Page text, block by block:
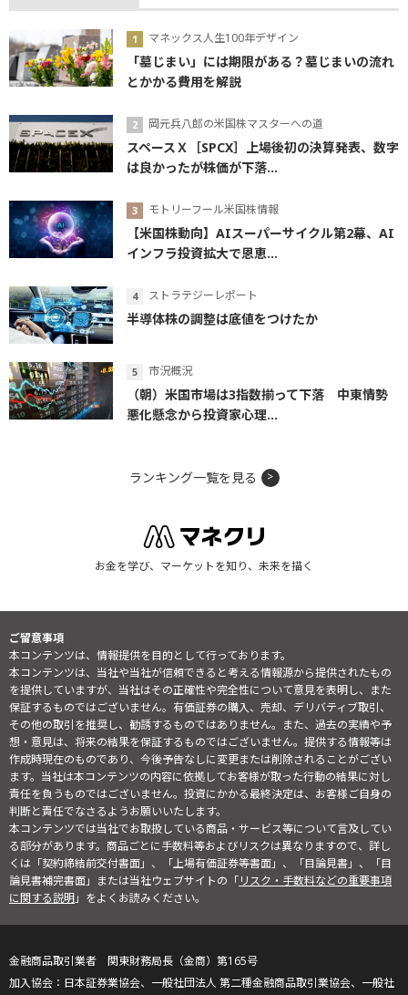
マネックス人生100年デザイン
「墓じまい」には期限がある？墓じまいの流れ
とかかる費用を解説
岡元兵八郎の米国株マスターへの道
スペースＸ［SPCX］上場後初の決算発表、数字
は良かったが株価が下落...
モトリーフール米国株情報
【米国株動向】AIスーパーサイクル第2幕、AI
インフラ投資拡大で恩恵...
ストラテジーレポート
半導体株の調整は底値をつけたか
市況概況
（朝）米国市場は3指数揃って下落 中東情勢
悪化懸念から投資家心理...
ランキング一覧を見る
お金を学び、マーケットを知り、未来を描く
ご留意事項
本コンテンツは、情報提供を目的として行っております。
本コンテンツは、当社や当社が信頼できると考える情報源から提供されたもの
を提供していますが、当社はその正確性や完全性について意見を表明し、また
保証するものではございません。有価証券の購入、売却、デリバティブ取引、
その他の取引を推奨し、勧誘するものではありません。また、過去の実績や予
想・意見は、将来の結果を保証するものではございません。提供する情報等は
作成時現在のものであり、今後予告なしに変更または削除されることがござい
ます。当社は本コンテンツの内容に依拠してお客様が取った行動の結果に対し
責任を負うものではございません。投資にかかる最終決定は、お客様ご自身の
判断と責任でなさるようお願いいたします。
本コンテンツでは当社でお取扱している商品・サービス等について言及してい
る部分があります。商品ごとに手数料等およびリスクは異なりますので、詳し
くは「契約締結前交付書面」、「上場有価証券等書面」、「目論見書」、「目
論見書補完書面」または当社ウェブサイトの「リスク・手数料などの重要事項
に関する説明」をよくお読みください。
金融商品取引業者 関東財務局長（金商）第165号
日本証券業協会、一般社団法人 第二種金融商品取引業協会、一般社